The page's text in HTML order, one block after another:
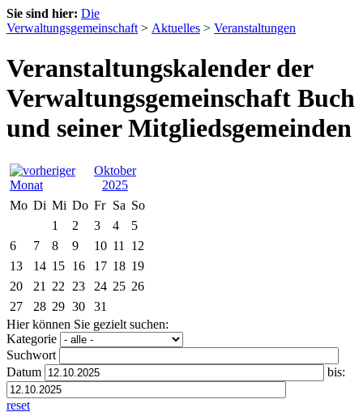
Sie sind hier: Die
Verwaltungsgemeinschaft > Aktuelles > Veranstaltungen
Veranstaltungskalender der
Verwaltungsgemeinschaft Buch
und seiner Mitgliedsgemeinden
Oktober
2025
Mo Di Mi Do Fr Sa So
1
2 3 4
5
6
7 8 9 10 11
12
13
14 15 16 17 18 19
20
21 22 23 24 25 26
27
28 29 30
31
Hier können Sie gezielt suchen:
Kategorie
Suchwort
Datum
bis:
reset